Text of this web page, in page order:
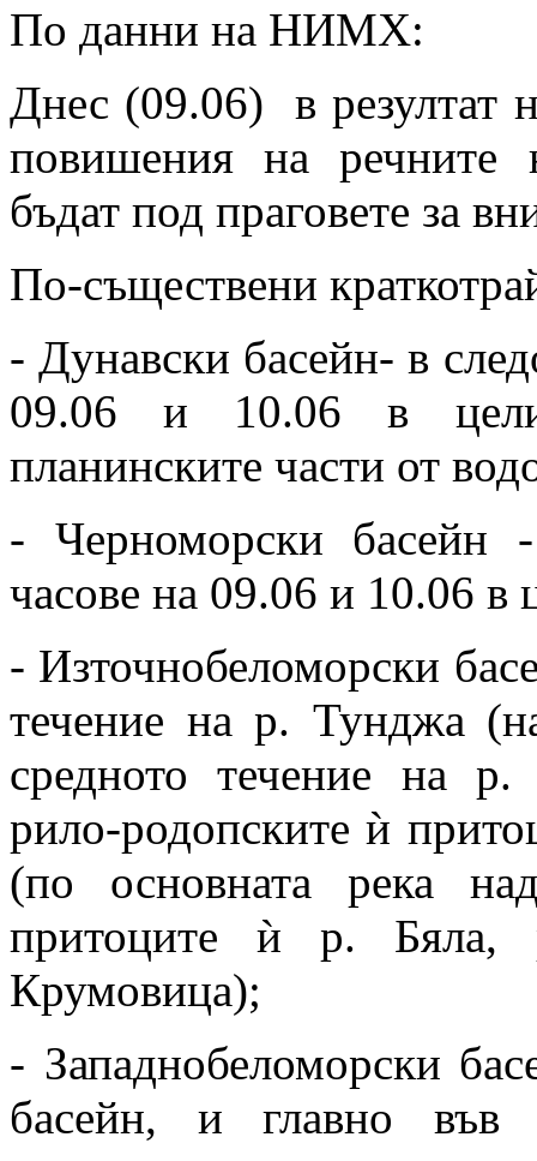
По данни на НИМХ:
Днес (09.06) в резултат
повишения на речните
бъдат под праговете за
По-съществени
- Дунавски басейн- в
09.06 и 10.06 в
планинските части от
- Черноморски басейн
часове на 09.06 и 10.06 в
- Източнобеломорски
течение на р. Тунджа
средното течение на
рило-родопските ѝ
(по основната река
притоците ѝ р.
Крумовица);
- Западнобеломорски
басейн, и главно във